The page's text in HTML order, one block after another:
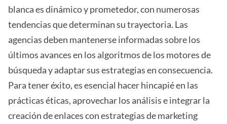
blanca es dinámico y prometedor, con numerosas
tendencias que determinan su trayectoria. Las
agencias deben mantenerse informadas sobre los
últimos avances en los algoritmos de los motores de
búsqueda y adaptar sus estrategias en consecuencia.
Para tener éxito, es esencial hacer hincapié en las
prácticas éticas, aprovechar los análisis e integrar la
creación de enlaces con estrategias de marketing